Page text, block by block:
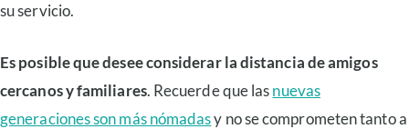
su servicio.
Es posible que desee considerar la distancia de amigos
cercanos y familiares. Recuerde que lasnuevas
generaciones son más nómadasy no se comprometen tanto a